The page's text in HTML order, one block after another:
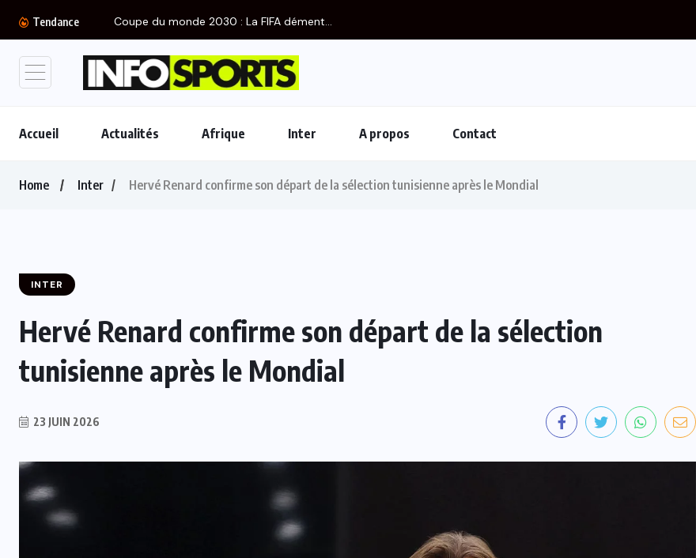
Tendance Coupe du monde 2030 : La FIFA dément...
Accueil Actualités Afrique Inter A propos Contact
Home Inter Hervé Renard confirme son départ de la sélection tunisienne après le Mondial
INTER
Hervé Renard confirme son départ de la sélection
tunisienne après le Mondial
23 JUIN 2026